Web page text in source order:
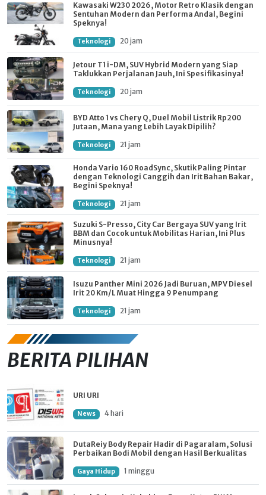
Kawasaki W230 2026, Motor Retro Klasik dengan
Sentuhan Modern dan Performa Andal, Begini
Speknya!
Teknologi 20 jam
Jetour T1 i-DM, SUV Hybrid Modern yang Siap
Taklukkan Perjalanan Jauh, Ini Spesifikasinya!
Teknologi 20 jam
BYD Atto 1 vs Chery Q, Duel Mobil Listrik Rp200
Jutaan, Mana yang Lebih Layak Dipilih?
Teknologi 21 jam
Honda Vario 160 RoadSync, Skutik Paling Pintar
dengan Teknologi Canggih dan Irit Bahan Bakar,
Begini Speknya!
Teknologi 21 jam
Suzuki S-Presso, City Car Bergaya SUV yang Irit
BBM dan Cocok untuk Mobilitas Harian, Ini Plus
Minusnya!
Teknologi 21 jam
Isuzu Panther Mini 2026 Jadi Buruan, MPV Diesel
Irit 20 Km/L Muat Hingga 9 Penumpang
Teknologi 21 jam
BERITA PILIHAN
URI URI
News 4 hari
DutaReiy Body Repair Hadir di Pagaralam, Solusi
Perbaikan Bodi Mobil dengan Hasil Berkualitas
Gaya Hidup 1 minggu